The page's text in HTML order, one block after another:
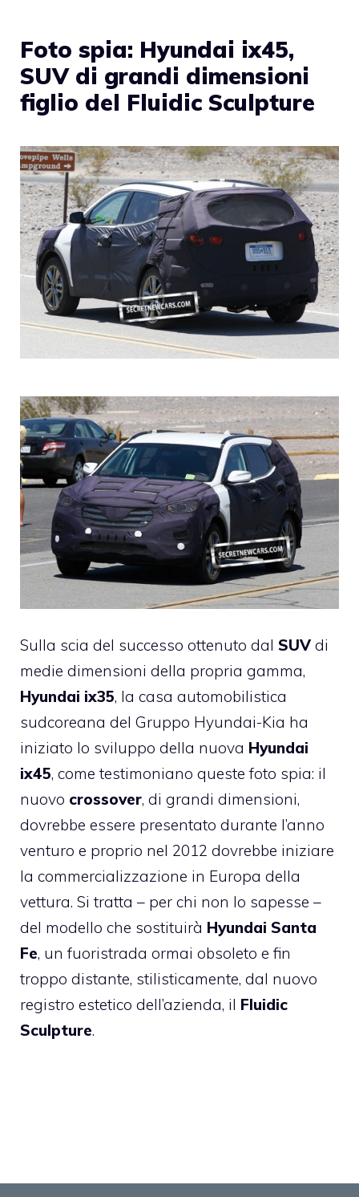
Foto spia: Hyundai ix45,
SUV di grandi dimensioni
figlio del Fluidic Sculpture
Sulla scia del successo ottenuto dal SUV di
medie dimensioni della propria gamma,
Hyundai ix35, la casa automobilistica
sudcoreana del Gruppo Hyundai-Kia ha
iniziato lo sviluppo della nuova Hyundai
ix45, come testimoniano queste foto spia: il
nuovo crossover, di grandi dimensioni,
dovrebbe essere presentato durante l’anno
venturo e proprio nel 2012 dovrebbe iniziare
la commercializzazione in Europa della
vettura. Si tratta – per chi non lo sapesse –
del modello che sostituirà Hyundai Santa
Fe, un fuoristrada ormai obsoleto e fin
troppo distante, stilisticamente, dal nuovo
registro estetico dell’azienda, il Fluidic
Sculpture.